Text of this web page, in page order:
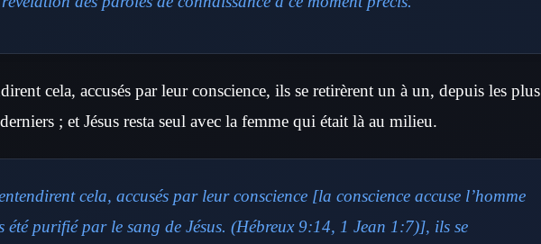
cela, accusés par leur conscience, ils se retirèrent un à un, depuis les plus
; et Jésus resta seul avec la femme qui était là au milieu.
cela, accusés par leur conscience [la conscience accuse l’homme
été purifié par le sang de Jésus. (Hébreux 9:14, 1 Jean 1:7)], ils se